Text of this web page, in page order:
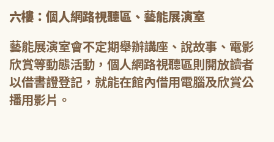
六樓：個人網路視聽區、藝能展演室
藝能展演室會不定期舉辦講座、說故事、電影
欣賞等動態活動，個人網路視聽區則開放讀者
以借書證登記，就能在館內借用電腦及欣賞公
播用影片。